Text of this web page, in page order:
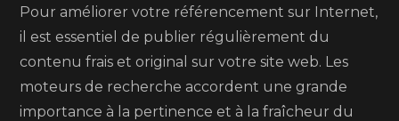
Pour améliorer votre référencement sur Internet,
il est essentiel de publier régulièrement du
contenu frais et original sur votre site web. Les
moteurs de recherche accordent une grande
importance à la pertinence et à la fraîcheur du